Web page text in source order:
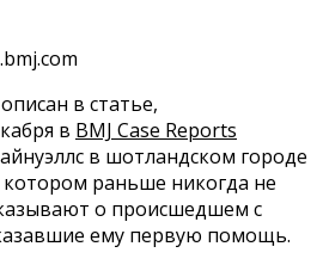
в статье,
в BMJ Case Reports
в шотландском городе
котором раньше никогда не
о происшедшем с
ему первую помощь.